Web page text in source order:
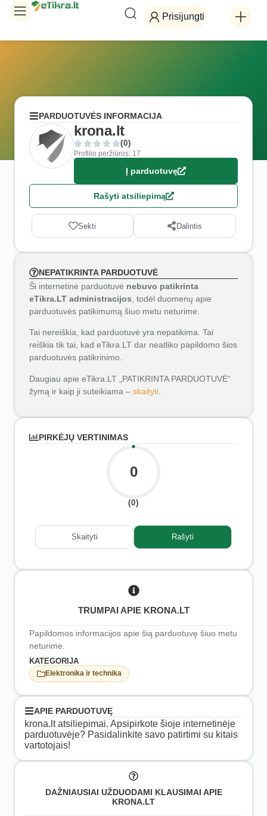
Prisijungti
PARDUOTUVĖS INFORMACIJA
krona.lt
(0)
Profilio peržiūros: 17
Į parduotuvę
Rašyti atsiliepimą
Sekti Dalintis
NEPATIKRINTA PARDUOTUVĖ
Ši internetinė parduotuvė nebuvo patikrinta
eTikra.LT administracijos , todėl duomenų apie
parduotuvės patikimumą šiuo metu neturime.
Tai nereiškia, kad parduotuvė yra nepatikima. Tai
reiškia tik tai, kad eTikra.LT dar neatliko papildomo šios
parduotuvės patikrinimo.
Daugiau apie eTikra.LT „PATIKRINTA PARDUOTUVĖ“
žymą ir kaip ji suteikiama – skaityti
PIRKĖJŲ VERTINIMAS
0
(0)
Skaityti Rašyti
TRUMPAI APIE KRONA.LT
Papildomos informacijos apie šią parduotuvę šiuo metu
neturime.
KATEGORIJA
Elektronika ir technika
APIE PARDUOTUVĘ
krona.lt atsiliepimai. Apsipirkote šioje internetinėje
parduotuvėje? Pasidalinkite savo patirtimi su kitais
vartotojais!
DAŽNIAUSIAI UŽDUODAMI KLAUSIMAI APIE
KRONA.LT